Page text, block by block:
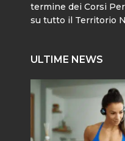
termine dei Corsi
su tutto il Territorio
ULTIME NEWS